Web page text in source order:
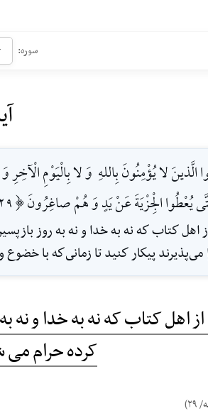
سوره:
آیه
الَّذينَ لا يُؤْمِنُونَ بِاللهِ ‌ وَ لا بِالْيَوْمِ
يُعْطُوا الْجِزْيَةَ عَنْ يَدٍ وَ هُمْ صاغِرُونَ [29]
اهل كتاب كه نه به خدا و نه به روز
مى‌پذيرند پيكار كنيد تا زمانى‌كه با
اهل کتاب که نه به خدا و نه
کرده حرام می